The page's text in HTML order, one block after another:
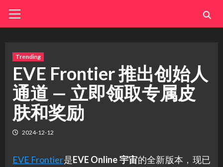
Menu
Trending
EVE Frontier 推出创始人
通道 — 立即领取专属皮
肤和奖励
2024-12-12
EVE Frontier是EVE Online 宇宙的全新版本，现已